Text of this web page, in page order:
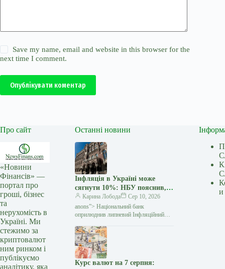
Save my name, email and website in this browser for the
next time I comment.
Опублікувати коментар
Про сайт
«Новини
Фінансів» —
портал про
гроші, бізнес
та
нерухомість в
Україні. Ми
стежимо за
криптовалют
ним ринком і
публікуємо
аналітику, яка
Останні новини
Інфляція в Україні може
сягнути 10%: НБУ пояснив,
що буде з цінами далі —
Мінфін
Карина Лобода
Сер 10, 2026
anons”> Національний банк
оприлюднив липневий Інфляційний
оцінку зростання цін. За новим
прогнозом, споживча інфляція у 2026
році
Курс валют на 7 серпня:
и